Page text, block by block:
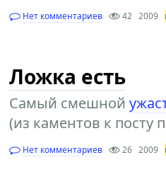
Нет комментариев 42 2009
Ложка есть
Самый смешной
(из каментов к посту
Нет комментариев 26 2009